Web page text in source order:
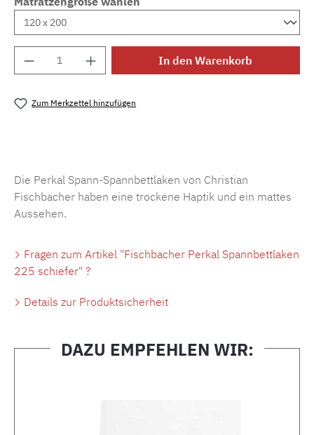
Produkt Anzahl: Gib den gewünschten
In den Warenkorb
Zum Merkzettel hinzufügen
Die Perkal Spann-Spannbettlaken von Christian
Fischbacher haben eine trockene Haptik und ein mattes
Aussehen.
Fragen zum Artikel "Fischbacher Perkal Spannbettlaken
225 schiefer" ?
Details zur Produktsicherheit
DAZU EMPFEHLEN WIR: